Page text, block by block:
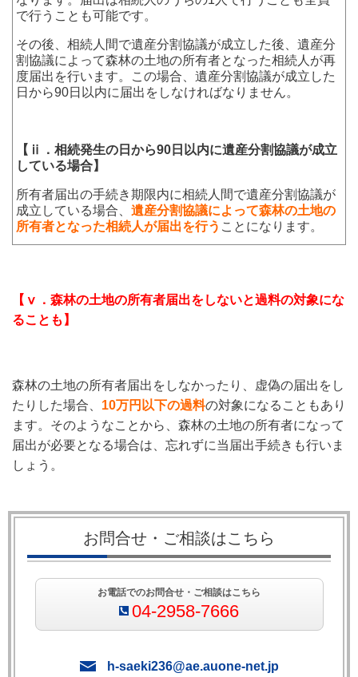
で行うことも可能です。
その後、相続人間で遺産分割協議が成立した後、遺産分
割協議によって森林の土地の所有者となった相続人が再
度届出を行います。この場合、遺産分割協議が成立した
日から90日以内に届出をしなければなりません。
【ⅱ．相続発生の日から90日以内に遺産分割協議が成立
している場合】
所有者届出の手続き期限内に相続人間で遺産分割協議が
成立している場合、遺産分割協議によって森林の土地の
所有者となった相続人が届出を行う ことになります。
【ⅴ．森林の土地の所有者届出をしないと過料の対象にな
ることも】
森林の土地の所有者届出をしなかったり、虚偽の届出をし
たりした場合、 10万円以下の過料の対象になることもあり
ます。そのようなことから、森林の土地の所有者になって
届出が必要となる場合は、忘れずに当届出手続きも行いま
しょう。
お問合せ・ご相談はこちら
お電話でのお問合せ・ご相談はこちら
04-2958-7666
h-saeki236@ae.auone-net.jp